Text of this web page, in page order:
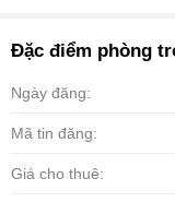
Đặc điểm phòng
Ngày đăng:
Mã tin đăng:
Giá cho thuê: